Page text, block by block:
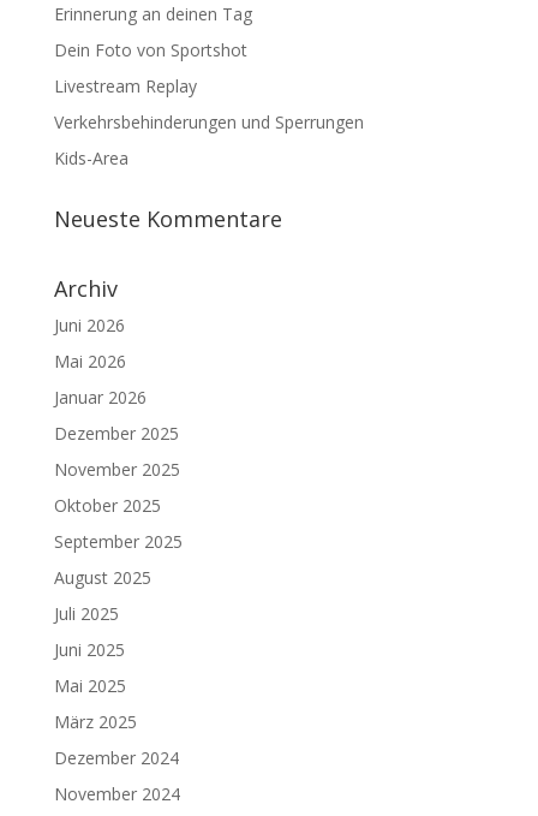
Erinnerung an deinen Tag
Dein Foto von Sportshot
Livestream Replay
Verkehrsbehinderungen und Sperrungen
Kids-Area
Neueste Kommentare
Archiv
Juni 2026
Mai 2026
Januar 2026
Dezember 2025
November 2025
Oktober 2025
September 2025
August 2025
Juli 2025
Juni 2025
Mai 2025
März 2025
Dezember 2024
November 2024